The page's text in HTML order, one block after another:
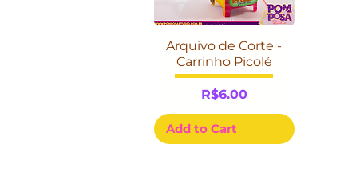
Arquivo de Corte -
Carrinho Picolé
Price
R$6.00
Add to Cart